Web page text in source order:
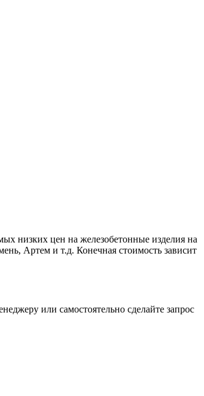
низких цен на железобетонные изделия на
Артем и т.д. Конечная стоимость зависит
или самостоятельно сделайте запрос